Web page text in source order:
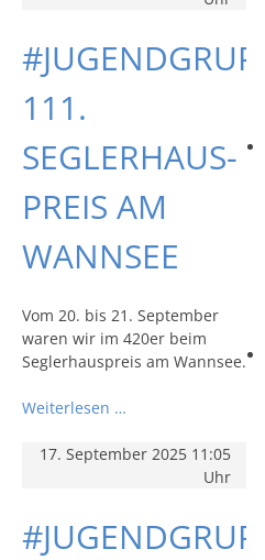
111.
SEGLERHAUS-
PREIS AM
WANNSEE
Vom 20. bis 21. September
waren wir im 420er beim
Seglerhauspreis am Wannsee.
Weiterlesen …
17. September 2025 11:05
Uhr